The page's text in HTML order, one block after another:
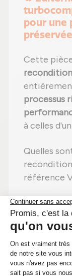
pour une
préservée
Cette
processus
à celles
Quelles
référence
Étape 1 :
contrôle
Étape 2 :
éliminer
Étape 3 :
élément ;